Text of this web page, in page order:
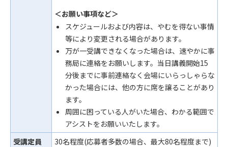
＜お願い事項など＞
スケジュールおよび内容は、やむを得ない事情
等により変更される場合があります。
万が一受講できなくなった場合は、速やかに事
務局に連絡をお願いします。当日講義開始15
分後までに事前連絡なく会場にいらっしゃらな
かった場合には、他の方に席を譲ることがあり
ます。
周囲に困っている人がいた場合、わかる範囲で
アシストをお願いいたします。
受講定員
30名程度(応募者多数の場合、最大80名程度まで)